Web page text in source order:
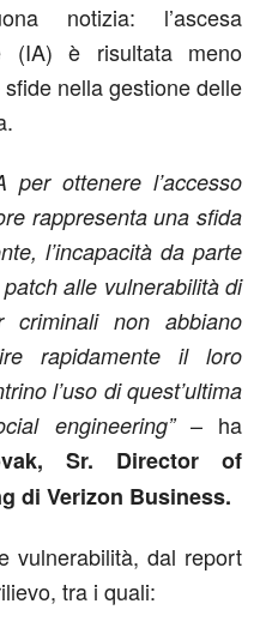
notizia: l’ascesa
(IA) è risultata meno
nella gestione delle
per ottenere l’accesso
rappresenta una sfida
l’incapacità da parte
alle vulnerabilità di
non abbiano
rapidamente il loro
l’uso di quest’ultima
engineering”– ha
Sr. Director of
di Verizon Business.
vulnerabilità, dal report
tra i quali: